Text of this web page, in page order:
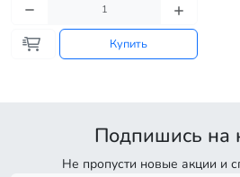
Купить
Подпишись на
Не пропусти новые акции и